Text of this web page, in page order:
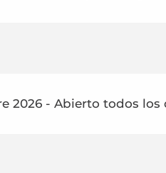
2026 - Abierto todos los